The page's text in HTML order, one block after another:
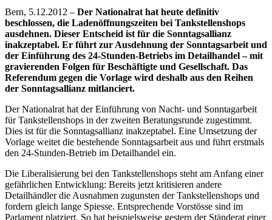
Bern, 5.12.2012 – Der Nationalrat hat heute definitiv
beschlossen, die Ladenöffnungszeiten bei Tankstellenshops
ausdehnen. Dieser Entscheid ist für die Sonntagsallianz
inakzeptabel. Er führt zur Ausdehnung der Sonntagsarbeit und
der Einführung des 24-Stunden-Betriebs im Detailhandel – mit
gravierenden Folgen für Beschäftigte und Gesellschaft. Das
Referendum gegen die Vorlage wird deshalb aus den Reihen
der Sonntagsallianz mitlanciert.
Der Nationalrat hat der Einführung von Nacht- und Sonntagarbeit
für Tankstellenshops in der zweiten Beratungsrunde zugestimmt.
Dies ist für die Sonntagsallianz inakzeptabel. Eine Umsetzung der
Vorlage weitet die bestehende Sonntagsarbeit aus und führt erstmals
den 24-Stunden-Betrieb im Detailhandel ein.
Die Liberalisierung bei den Tankstellenshops steht am Anfang einer
gefährlichen Entwicklung: Bereits jetzt kritisieren andere
Detailhändler die Ausnahmen zugunsten der Tankstellenshops und
fordern gleich lange Spiesse. Entsprechende Vorstösse sind im
Parlament platziert. So hat beispielsweise gestern der Ständerat einer